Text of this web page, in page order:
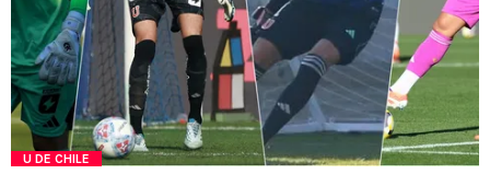
U DE CHILE